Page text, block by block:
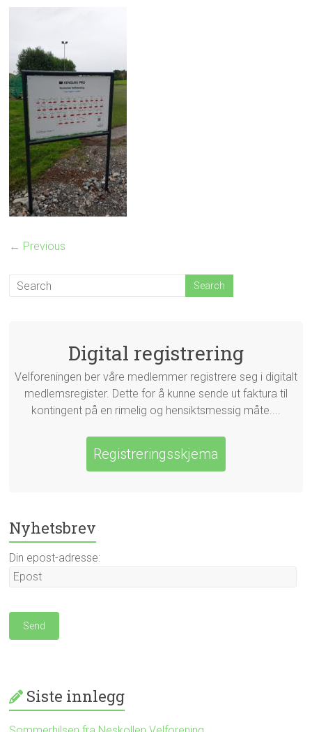
← Previous
Digital registrering
Velforeningen ber våre medlemmer registrere seg i digitalt
medlemsregister. Dette for å kunne sende ut faktura til
kontingent på en rimelig og hensiktsmessig måte....
Registreringsskjema
Nyhetsbrev
Din epost-adresse:
Siste innlegg